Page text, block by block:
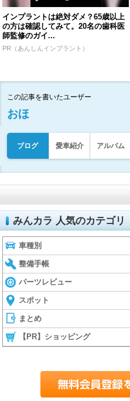
インプラントは絶対ダメ？65歳以上
の方は確認してみて。20名の歯科医
師監修のガイ...
PR（あんしんインプラント）
この記事を書いたユーザー
おほ
ブログ 愛車紹介 アルバム
みんカラ 人気のカテゴリ
車種別
整備手帳
パーツレビュー
スポット
まとめ
【PR】ショッピング